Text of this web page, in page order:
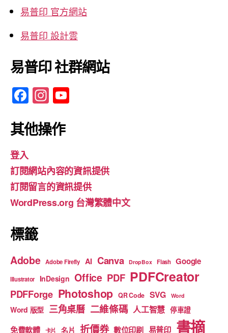
易普印 官方網站
易普印 設計雲
易普印 社群網站
F
a
c
b
o
o
k
In
st
a
gr
a
m
u
b
e
其他操作
登入
訂閱網站內容的資訊提供
訂閱留言的資訊提供
WordPress.org 台灣繁體中文
標籤
Adobe Adobe Firefly AI Canva DropBox Flash Google
Illustrator InDesign Office PDF PDFCreator
PDFForge Photoshop QR Code SVG Word
Word 版型 三角桌曆 二維條碼 人工智慧 停車證
免費軟體 卡片 名片 折價券 數位印刷 易普印 書摘